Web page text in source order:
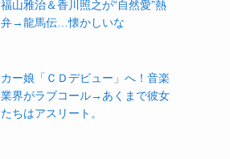
福山雅治＆香川照之が“自然愛”熱
弁→龍馬伝…懐かしいな
カー娘「ＣＤデビュー」へ！音楽
業界がラブコール→あくまで彼女
たちはアスリート。